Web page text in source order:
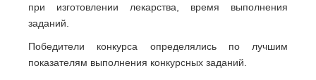
при изготовлении лекарства, время выполнения
заданий.
Победители конкурса определялись по лучшим
показателям выполнения конкурсных заданий.